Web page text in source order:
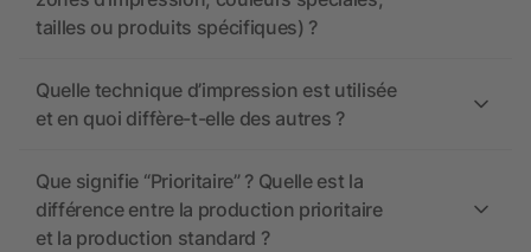
tailles ou produits spécifiques) ?
Quelle technique d’impression est utilisée
et en quoi diffère-t-elle des autres ?
Que signifie “Prioritaire” ? Quelle est la
différence entre la production prioritaire
et la production standard ?